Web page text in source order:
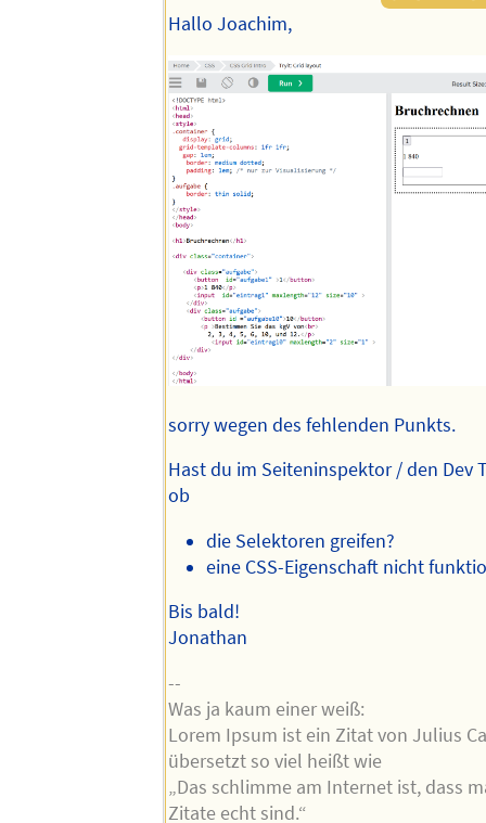
Hallo Joachim,
sorry wegen des fehlenden Punkts.
Hast du im Seiteninspektor / den Dev
ob
die Selektoren greifen?
eine CSS-Eigenschaft nicht
Bis bald!
Jonathan
--
Was ja kaum einer weiß:
Lorem Ipsum ist ein Zitat von Julius
übersetzt so viel heißt wie
„Das schlimme am Internet ist, dass
Zitate echt sind.“